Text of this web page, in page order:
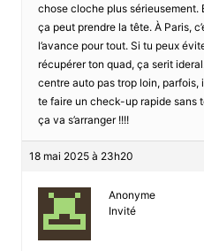
chose cloche plus sérieusement.
ça peut prendre la tête. À Paris,
l’avance pour tout. Si tu peux
récupérer ton quad, ça serit
centre auto pas trop loin,
te faire un check-up rapide sans
ça va s’arranger !!!!
18 mai 2025 à 23h20
Anonyme
Invité